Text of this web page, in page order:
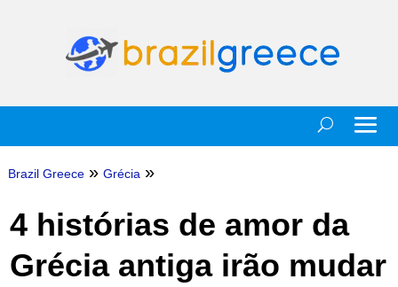
Brazil Greece » Grécia »
4 histórias de amor da
Grécia antiga irão mudar